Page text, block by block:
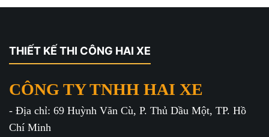
THIẾT KẾ THI CÔNG HAI XE
CÔNG TY TNHH HAI XE
- Địa chỉ: 69 Huỳnh Văn Cù, P. Thủ Dầu Một, TP. Hồ
Chí Minh